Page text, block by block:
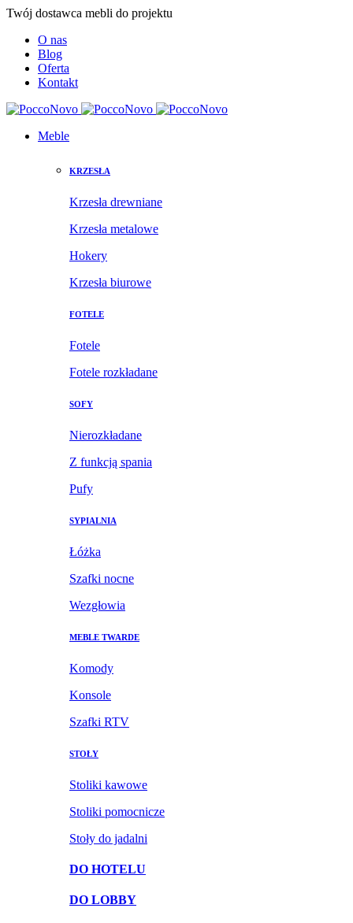
Twój dostawca mebli do projektu
O nas
Blog
Oferta
Kontakt
Meble
KRZESŁA
Krzesła drewniane
Krzesła metalowe
Hokery
Krzesła biurowe
FOTELE
Fotele
Fotele rozkładane
SOFY
Nierozkładane
Z funkcją spania
Pufy
SYPIALNIA
Łóżka
Szafki nocne
Wezgłowia
MEBLE TWARDE
Komody
Konsole
Szafki RTV
STOŁY
Stoliki kawowe
Stoliki pomocnicze
Stoły do jadalni
DO HOTELU
DO LOBBY